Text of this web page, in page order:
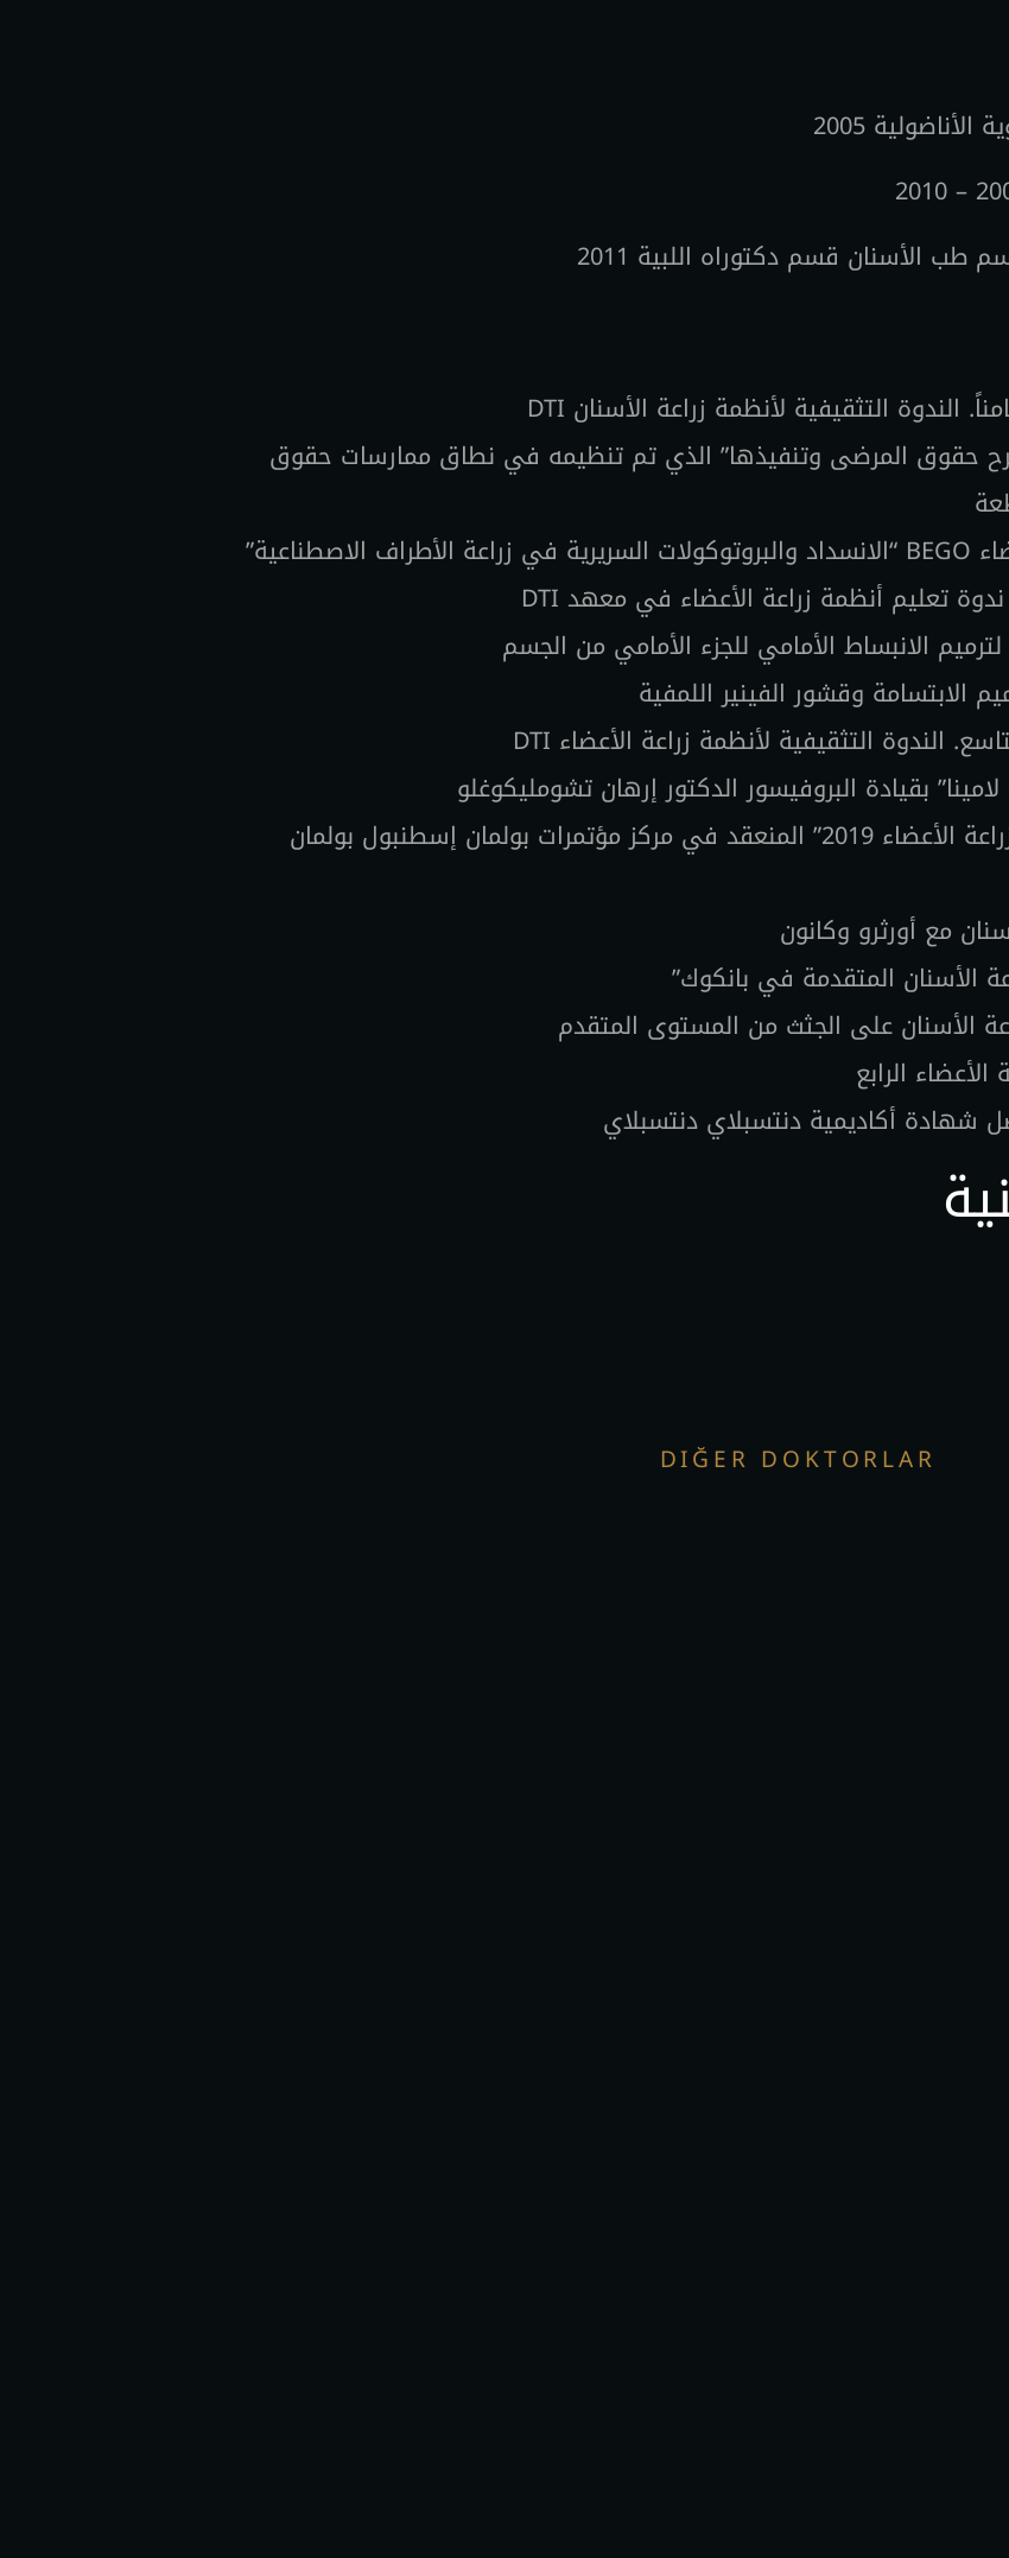
2005
الأسنان قسم دكتوراه اللبية 2011
شرح حقوق المرضى وتنفيذها” الذي تم تنظيمه في نطاق ممارسات حقوق
الرابع
شهادة أكاديمية دنتسبلاي دنتسبلاي
DIĞER DOKTORLAR